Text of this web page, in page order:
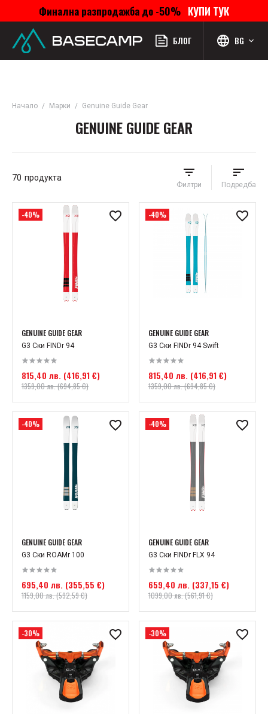
Финална разпродажба до -50% КУПИ ТУК
БЛОГ BG
Начало Марки Genuine Guide Gear
GENUINE GUIDE GEAR
70 продукта
Филтри Подредба
-40%
GENUINE GUIDE GEAR
G3 Ски FINDr 94
815,40 лв. (416,91 €)
1359,00 лв. (694,85 €)
-40%
GENUINE GUIDE GEAR
G3 Ски FINDr 94 Swift
815,40 лв. (416,91 €)
1359,00 лв. (694,85 €)
-40%
GENUINE GUIDE GEAR
G3 Ски ROAMr 100
695,40 лв. (355,55 €)
1159,00 лв. (592,59 €)
-40%
GENUINE GUIDE GEAR
G3 Ски FINDr FLX 94
659,40 лв. (337,15 €)
1099,00 лв. (561,91 €)
-30% -30%